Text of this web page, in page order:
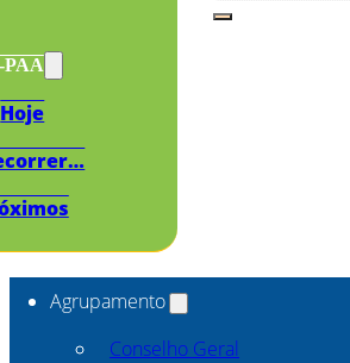
PAA
Hoje
Agrupamento
Conselho Geral